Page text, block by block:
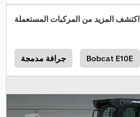
مطاطية, مصابيح أمامية إضافية, واقي رأس,
اكتشف المزيد من المركبات المستعملة
جرافة مدمجة Bobcat E10E